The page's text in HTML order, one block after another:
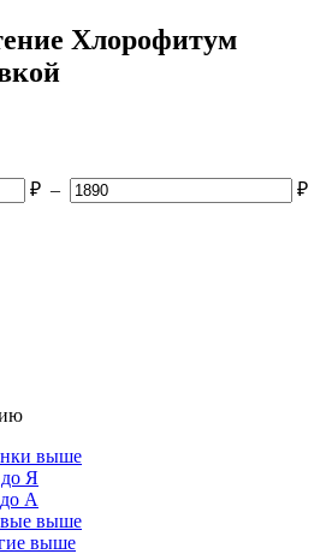
Хлорофитум
₽ – ₽
выше
Я
А
выше
выше